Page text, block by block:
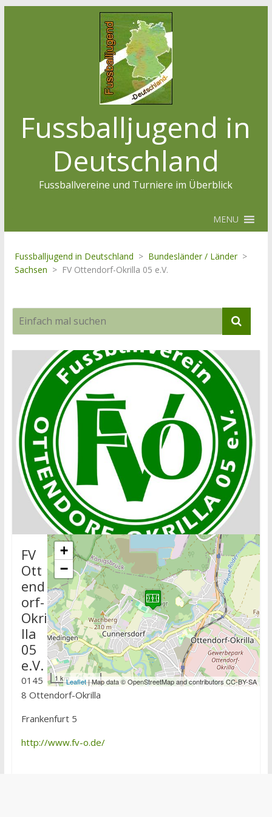
Fussballjugend in
Deutschland
Fussballvereine und Turniere im Überblick
MENU
Fussballjugend in Deutschland > Bundesländer / Länder >
Sachsen > FV Ottendorf-Okrilla 05 e.V.
+
−
1 kmLeaflet| Map data © OpenStreetMap and contributors CC-BY-SA
FV
Ott
end
orf-
Okri
lla
05
e.V.
0145
8 Ottendorf-Okrilla
Frankenfurt 5
http://www.fv-o.de/